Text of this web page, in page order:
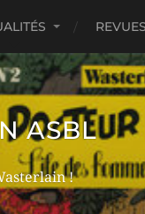
ASBL
!